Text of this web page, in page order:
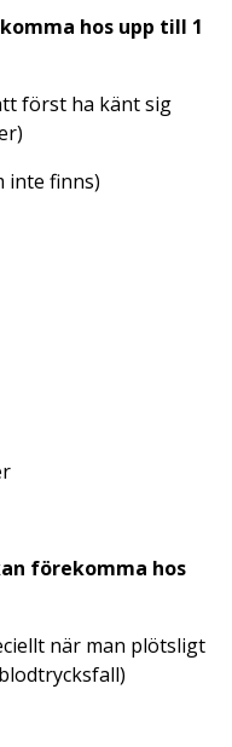
hos upp till 1
först ha känt sig
inte finns)
förekomma hos
när man plötsligt